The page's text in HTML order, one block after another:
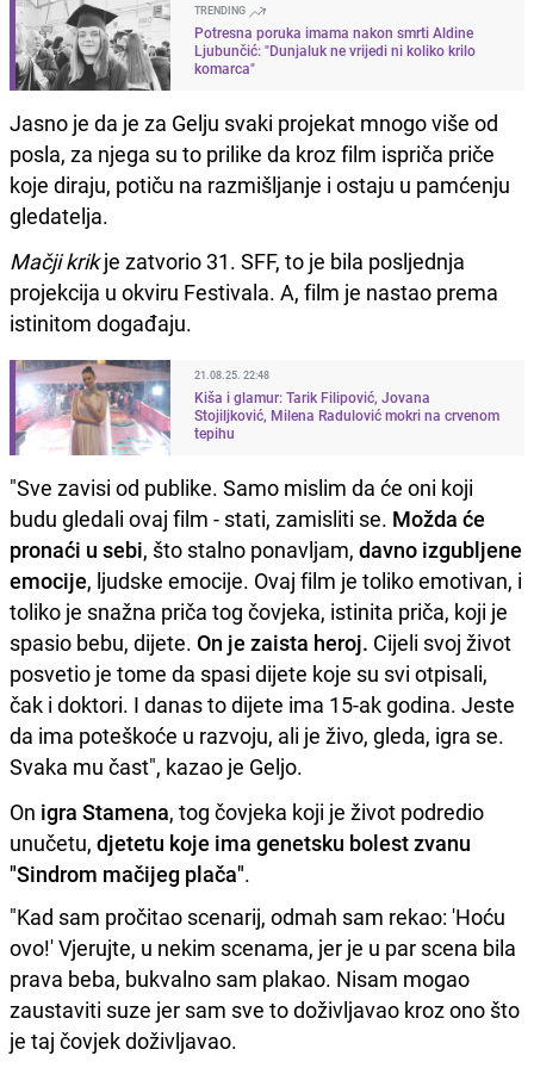
TRENDING
Potresna poruka imama nakon smrti Aldine
Ljubunčić: "Dunjaluk ne vrijedi ni koliko krilo
komarca"
Jasno je da je za Gelju svaki projekat mnogo više od
posla, za njega su to prilike da kroz film ispriča priče
koje diraju, potiču na razmišljanje i ostaju u pamćenju
gledatelja.
Mačji krikje zatvorio 31. SFF, to je bila posljednja
projekcija u okviru Festivala. A, film je nastao prema
istinitom događaju.
21.08.25. 22:48
Kiša i glamur: Tarik Filipović, Jovana
Stojiljković, Milena Radulović mokri na crvenom
tepihu
"Sve zavisi od publike. Samo mislim da će oni koji
budu gledali ovaj film - stati, zamisliti se. Možda će
pronaći u sebi, što stalno ponavljam, davno izgubljene
emocije, ljudske emocije. Ovaj film je toliko emotivan, i
toliko je snažna priča tog čovjeka, istinita priča, koji je
spasio bebu, dijete. On je zaista heroj. Cijeli svoj život
posvetio je tome da spasi dijete koje su svi otpisali,
čak i doktori. I danas to dijete ima 15-ak godina. Jeste
da ima poteškoće u razvoju, ali je živo, gleda, igra se.
Svaka mu čast", kazao je Geljo.
On igra Stamena, tog čovjeka koji je život podredio
unučetu, djetetu koje ima genetsku bolest zvanu
"Sindrom mačijeg plača".
"Kad sam pročitao scenarij, odmah sam rekao: 'Hoću
ovo!' Vjerujte, u nekim scenama, jer je u par scena bila
prava beba, bukvalno sam plakao. Nisam mogao
zaustaviti suze jer sam sve to doživljavao kroz ono što
je taj čovjek doživljavao.